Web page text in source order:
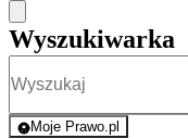
Wyszukiwarka
Moje Prawo.pl